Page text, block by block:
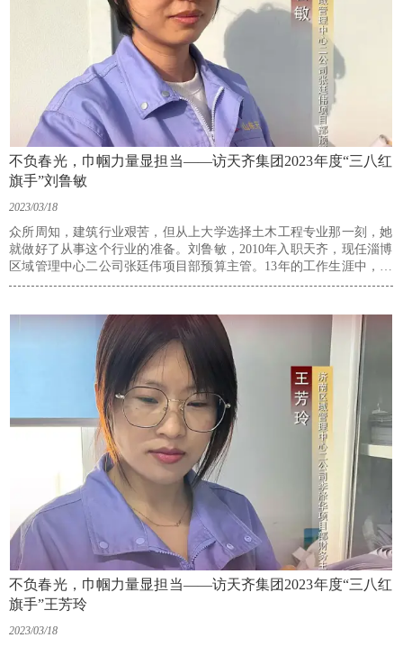
不负春光，巾帼力量显担当——访天齐集团2023年度“三八红
旗手”刘鲁敏
2023/03/18
众所周知，建筑行业艰苦，但从上大学选择土木工程专业那一刻，她
就做好了从事这个行业的准备。刘鲁敏，2010年入职天齐，现任淄博
区域管理中心二公司张廷伟项目部预算主管。13年的工作生涯中，她
先后参与负责了多个项目的前期投标至竣工验收后的预算工作。
不负春光，巾帼力量显担当——访天齐集团2023年度“三八红
旗手”王芳玲
2023/03/18